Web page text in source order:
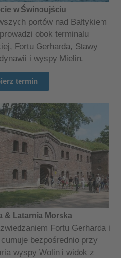
w Świnoujściu
portów nad Bałtykiem
obok terminalu
Fortu Gerharda, Stawy
i wyspy Mielin.
termin
& Latarnia Morska
Fortu Gerharda i
bezpośrednio przy
wyspy Wolin i widok z